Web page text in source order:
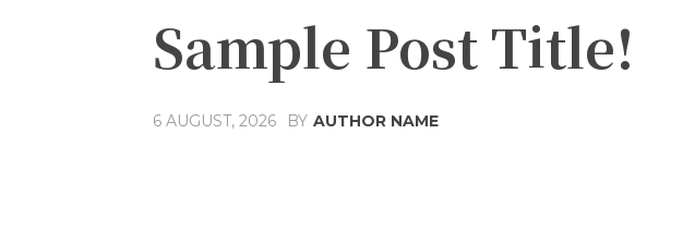
Sample Post Title!
6 AUGUST, 2026 BY AUTHOR NAME